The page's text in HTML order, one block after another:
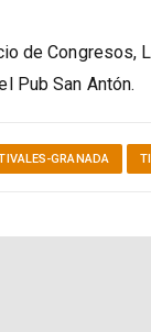
que estará
de Congresos,